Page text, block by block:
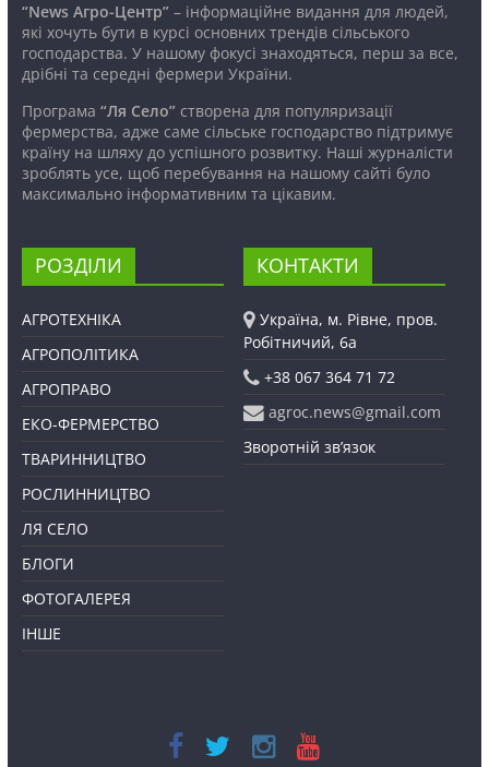
“News Агро-Центр”– інформаційне видання для людей,
які хочуть бути в курсі основних трендів сільського
господарства. У нашому фокусі знаходяться, перш за все,
дрібні та середні фермери України.
Програма “Ля Село”створена для популяризації
фермерства, адже саме сільське господарство підтримує
країну на шляху до успішного розвитку. Наші журналісти
зроблять усе, щоб перебування на нашому сайті було
максимально інформативним та цікавим.
РОЗДІЛИ
АГРОТЕХНІКА
АГРОПОЛІТИКА
АГРОПРАВО
ЕКО-ФЕРМЕРСТВО
ТВАРИННИЦТВО
РОСЛИННИЦТВО
ЛЯ СЕЛО
БЛОГИ
ФОТОГАЛЕРЕЯ
ІНШЕ
КОНТАКТИ
Україна, м. Рівне, пров.
Робітничий, 6а
+38 067 364 71 72
agroc.news@gmail.com
Зворотній зв’язок